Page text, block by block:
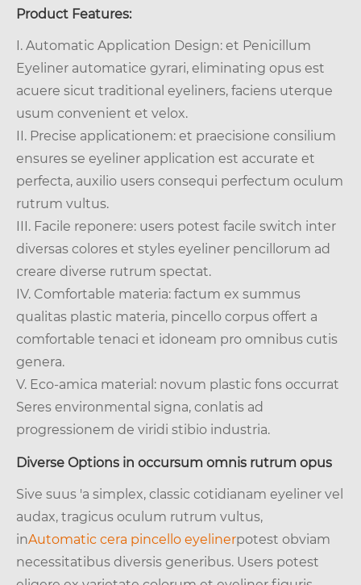
Product Features:
I. Automatic Application Design: et Penicillum
Eyeliner automatice gyrari, eliminating opus est
acuere sicut traditional eyeliners, faciens uterque
usum convenient et velox.
II. Precise applicationem: et praecisione consilium
ensures se eyeliner application est accurate et
perfecta, auxilio users consequi perfectum oculum
rutrum vultus.
III. Facile reponere: users potest facile switch inter
diversas colores et styles eyeliner pencillorum ad
creare diverse rutrum spectat.
IV. Comfortable materia: factum ex summus
qualitas plastic materia, pincello corpus offert a
comfortable tenaci et idoneam pro omnibus cutis
genera.
V. Eco-amica material: novum plastic fons occurrat
Seres environmental signa, conlatis ad
progressionem de viridi stibio industria.
Diverse Options in occursum omnis rutrum opus
Sive suus 'a simplex, classic cotidianam eyeliner vel
audax, tragicus oculum rutrum vultus,
inAutomatic cera pincello eyelinerpotest obviam
necessitatibus diversis generibus. Users potest